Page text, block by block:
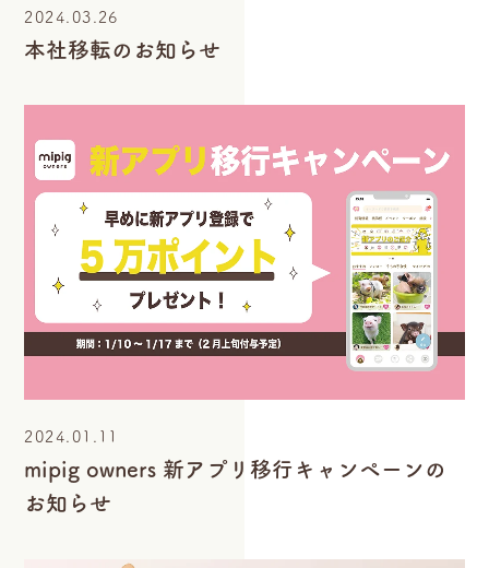
2024.03.26
本社移転のお知らせ
2024.01.11
mipig owners 新アプリ移行キャンペーンの
お知らせ